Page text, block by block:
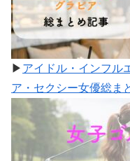
▶ アイドル・インフル
ア・セクシー女優総ま